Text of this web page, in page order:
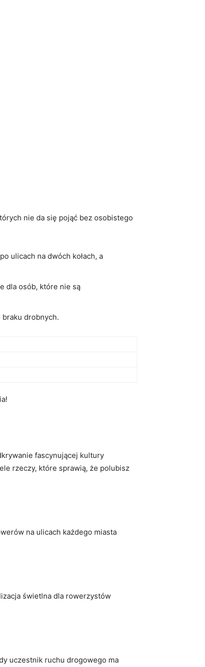
nie⁢ da się pojąć bez osobistego
ulicach na dwóch kołach, a
dla ‌osób, które‌ nie ⁣są
drobnych.
⁢fascynującej kultury
rzeczy, które sprawią, że⁣ polubisz
na ulicach każdego miasta
świetlna dla⁢ rowerzystów
uczestnik ruchu drogowego ma⁢